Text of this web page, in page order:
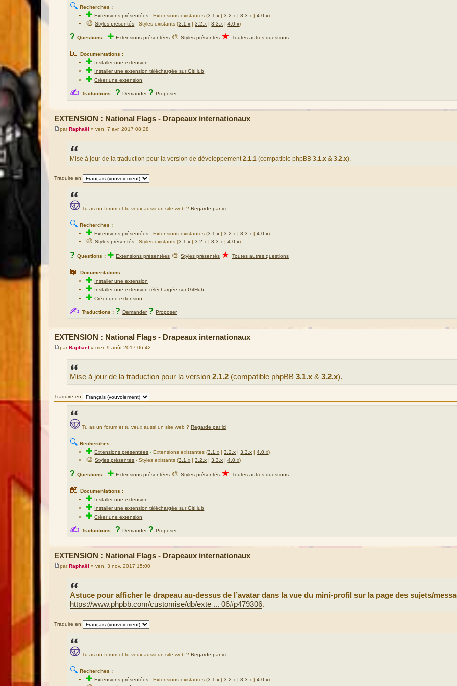
🔍 Recherches :
✚Extensions présentées -Extensions existantes (3.1.x |3.2.x |3.3.x |4.0.x)
🎨Styles présentés - Styles existants (3.1.x |3.2.x |3.3.x |4.0.x)
? Questions : ✚ Extensions présentées 🎨 Styles présentés ★ Toutes autres questions
📖 Documentations :
✚ Installer une extension
✚ Installer une extension téléchargée sur GitHub
✚Créer une extension
✍ Traductions : ? Demander ? Proposer
EXTENSION : National Flags - Drapeaux internationaux
M
parRaphaël » ven. 7 avr. 2017 08:28
Mise à jour de la traduction pour la version de développement2.1.1 (compatible phpBB 3.1.x & 3.2.x).
Traduire en
Tu as un forum et tu veux aussi un site web ? Regarde par ici.
🔍 Recherches :
✚Extensions présentées - Extensions existantes (3.1.x |3.2.x |3.3.x |4.0.x)
🎨Styles présentés - Styles existants (3.1.x |3.2.x |3.3.x |4.0.x)
? Questions : ✚ Extensions présentées 🎨 Styles présentés ★ Toutes autres questions
📖 Documentations :
✚ Installer une extension
✚ Installer une extension téléchargée sur GitHub
✚Créer une extension
✍ Traductions : ? Demander ? Proposer
EXTENSION : National Flags - Drapeaux internationaux
M
parRaphaël » mer. 9 août 2017 06:42
Mise à jour de la traduction pour la version 2.1.2 (compatible phpBB 3.1.x & 3.2.x).
Traduire en
Tu as un forum et tu veux aussi un site web ? Regarde par ici.
🔍 Recherches :
✚Extensions présentées - Extensions existantes (3.1.x |3.2.x |3.3.x |4.0.x)
🎨Styles présentés - Styles existants (3.1.x |3.2.x |3.3.x |4.0.x)
? Questions : ✚ Extensions présentées 🎨 Styles présentés ★ Toutes autres questions
📖 Documentations :
✚ Installer une extension
✚ Installer une extension téléchargée sur GitHub
✚Créer une extension
✍ Traductions : ? Demander ? Proposer
EXTENSION : National Flags - Drapeaux internationaux
M
parRaphaël » ven. 3 nov. 2017 15:00
Astuce pour afficher le drapeau au-dessus de l’avatar dans la vue du mini-profil sur la page des sujets/
https://www.phpbb.com/customise/db/exte ... 06#p479306.
Traduire en
Tu as un forum et tu veux aussi un site web ? Regarde par ici.
🔍 Recherches :
✚Extensions présentées - Extensions existantes (3.1.x |3.2.x |3.3.x |4.0.x)